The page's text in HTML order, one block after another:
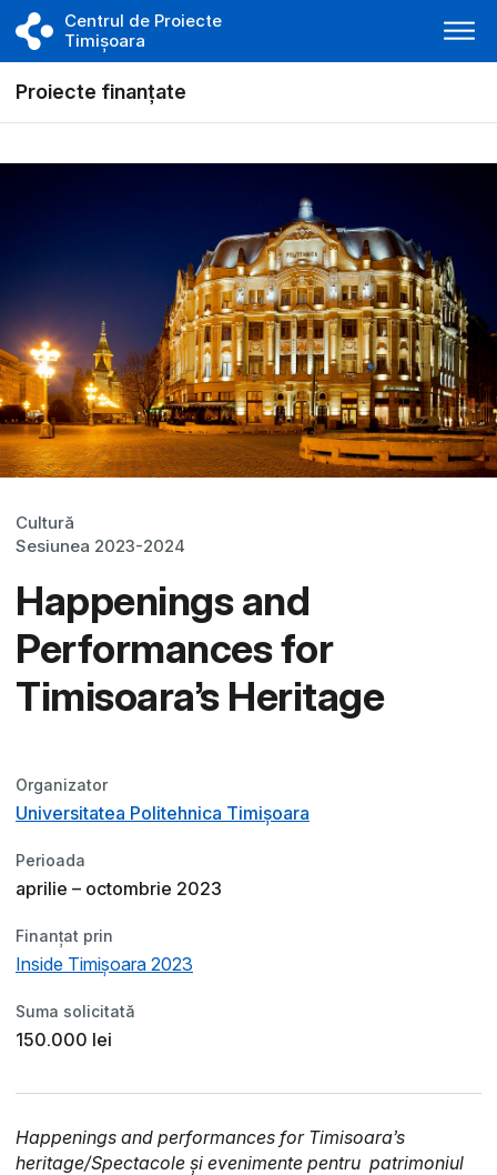
Centrul de Proiecte
Timișoara
Proiecte finanțate
Cultură
Sesiunea 2023-2024
Happenings and
Performances for
Timisoara’s Heritage
Organizator
Universitatea Politehnica Timișoara
Perioada
aprilie – octombrie 2023
Finanțat prin
Inside Timișoara 2023
Suma solicitată
150.000 lei
Happenings and performances for Timisoara’s
heritage/Spectacole și evenimente pentru patrimoniul